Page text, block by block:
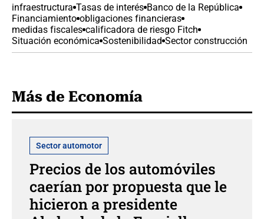
infraestructura Tasas de interés Banco de la República
Financiamiento obligaciones financieras
medidas fiscales calificadora de riesgo Fitch
Situación económica Sostenibilidad Sector construcción
Más de Economía
Sector automotor
Precios de los automóviles
caerían por propuesta que le
hicieron a presidente